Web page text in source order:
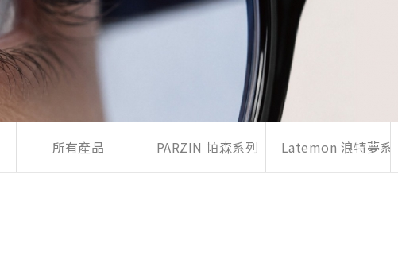
所有產品 PARZIN 帕森系列 Latemon 浪特夢系列